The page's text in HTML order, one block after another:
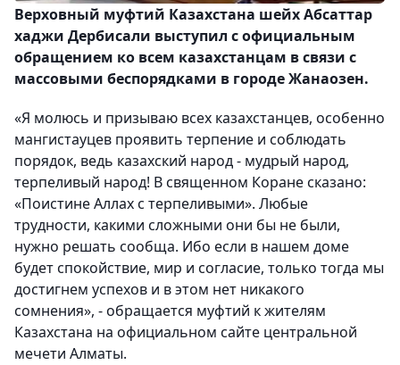
Верховный муфтий Казахстана шейх Абсаттар
хаджи Дербисали выступил с официальным
обращением ко всем казахстанцам в связи с
массовыми беспорядками в городе Жанаозен.
«Я молюсь и призываю всех казахстанцев, особенно
мангистауцев проявить терпение и соблюдать
порядок, ведь казахский народ - мудрый народ,
терпеливый народ! В священном Коране сказано:
«Поистине Аллах с терпеливыми». Любые
трудности, какими сложными они бы не были,
нужно решать сообща. Ибо если в нашем доме
будет спокойствие, мир и согласие, только тогда мы
достигнем успехов и в этом нет никакого
сомнения», - обращается муфтий к жителям
Казахстана на официальном сайте центральной
мечети Алматы.